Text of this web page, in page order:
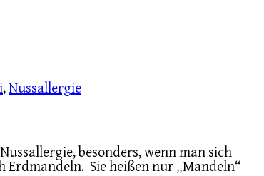
,Nussallergie
besonders, wenn man sich
Sie heißen nur „Mandeln“